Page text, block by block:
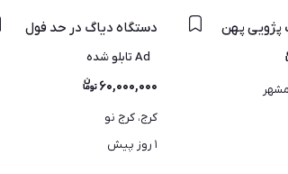
پژویی پهن
دستگاه دیاگ در حد فول
Ad تابلو شده
۶۰,۰۰۰,۰۰۰
کرج، کرج نو
۱ روز پیش